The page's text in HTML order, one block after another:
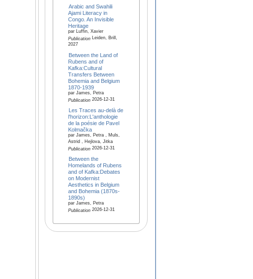
Arabic and Swahili
Ajami Literacy in
Congo. An Invisible
Heritage
par Luffin, Xavier
PublicationLeiden, Brill,
2027
Between the Land of
Rubens and of
Kafka:Cultural
Transfers Between
Bohemia and Belgium
1870-1939
par James, Petra
Publication2026-12-31
Les Traces au-delà de
l'horizon:L'anthologie
de la poésie de Pavel
Kolmačka
par James, Petra , Muls,
Astrid , Hejlova, Jitka
Publication2026-12-31
Between the
Homelands of Rubens
and of Kafka:Debates
on Modernist
Aesthetics in Belgium
and Bohemia (1870s-
1890s)
par James, Petra
Publication2026-12-31